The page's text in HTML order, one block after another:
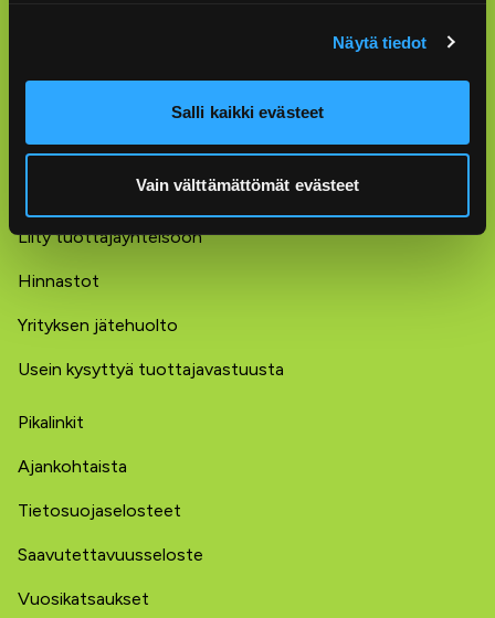
Näytä tiedot
Salli kaikki evästeet
Vain välttämättömät evästeet
Yritysten tuottajavastuu
Liity tuottajayhteisöön
Hinnastot
Yrityksen jätehuolto
Usein kysyttyä tuottajavastuusta
Pikalinkit
Ajankohtaista
Tietosuojaselosteet
Saavutettavuusseloste
Vuosikatsaukset